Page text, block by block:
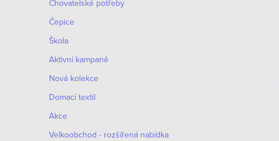
Chovatelské potřeby
Čepice
Škola
Aktivní kampaně
Nová kolekce
Domací textil
Akce
Velkoobchod - rozšířená nabídka